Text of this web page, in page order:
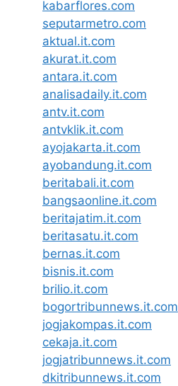
kabarflores.com
seputarmetro.com
aktual.it.com
akurat.it.com
antara.it.com
analisadaily.it.com
antv.it.com
antvklik.it.com
ayojakarta.it.com
ayobandung.it.com
beritabali.it.com
bangsaonline.it.com
beritajatim.it.com
beritasatu.it.com
bernas.it.com
bisnis.it.com
brilio.it.com
bogortribunnews.it.com
jogjakompas.it.com
cekaja.it.com
jogjatribunnews.it.com
dkitribunnews.it.com